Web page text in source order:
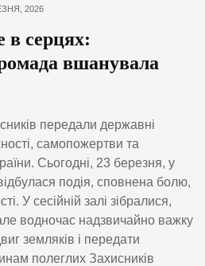
2026
в серцях:
вшанувала
передали державні
самопожертви та
Сьогодні, 23 березня, у
подія, сповнена болю,
У сесійній залі зібралися,
водночас надзвичайно важку
земляків і передати
полеглих Захисників